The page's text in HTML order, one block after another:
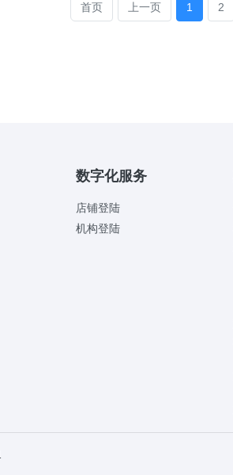
首页 上一页 1 2
数字化服务
店铺登陆
机构登陆